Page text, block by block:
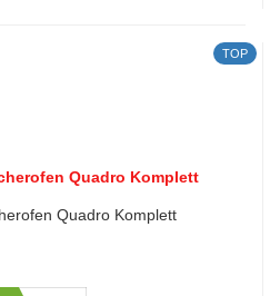
TOP
Quadro Komplett